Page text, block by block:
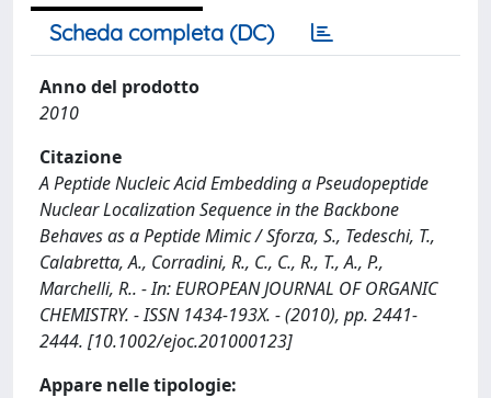
Scheda completa (DC)
Anno del prodotto
2010
Citazione
A Peptide Nucleic Acid Embedding a Pseudopeptide
Nuclear Localization Sequence in the Backbone
Behaves as a Peptide Mimic / Sforza, S., Tedeschi, T.,
Calabretta, A., Corradini, R., C., C., R., T., A., P.,
Marchelli, R.. - In: EUROPEAN JOURNAL OF ORGANIC
CHEMISTRY. - ISSN 1434-193X. - (2010), pp. 2441-
2444. [10.1002/ejoc.201000123]
Appare nelle tipologie: